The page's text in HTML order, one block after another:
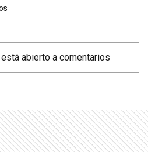
abierto a comentarios